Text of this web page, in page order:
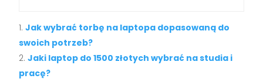
Jak wybrać torbę na laptopa dopasowaną do
swoich potrzeb?
Jaki laptop do 1500 złotych wybrać na studia i
pracę?